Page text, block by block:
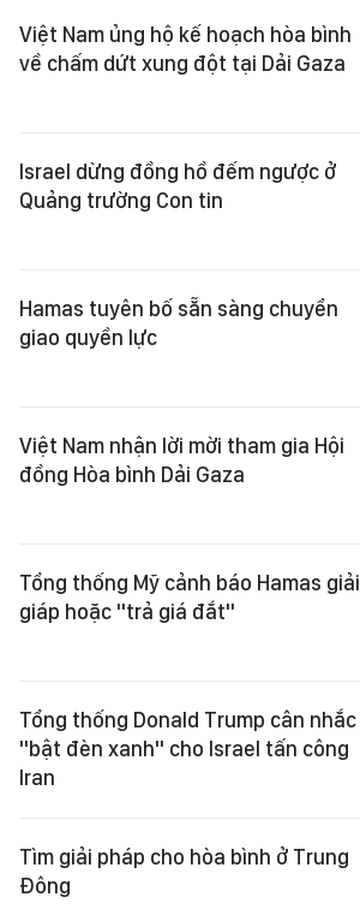
Việt Nam ủng hộ kế hoạch hòa bình
về chấm dứt xung đột tại Dải Gaza
Israel dừng đồng hồ đếm ngược ở
Quảng trường Con tin
Hamas tuyên bố sẵn sàng chuyển
giao quyền lực
Việt Nam nhận lời mời tham gia Hội
đồng Hòa bình Dải Gaza
Tổng thống Mỹ cảnh báo Hamas giải
giáp hoặc "trả giá đắt"
Tổng thống Donald Trump cân nhắc
"bật đèn xanh" cho Israel tấn công
Iran
Tìm giải pháp cho hòa bình ở Trung
Đông